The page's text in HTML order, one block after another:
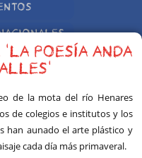
POESÍA ANDA
de la mota del río Henares
de colegios e institutos y los
han aunado el arte plástico y
cada día más primaveral.